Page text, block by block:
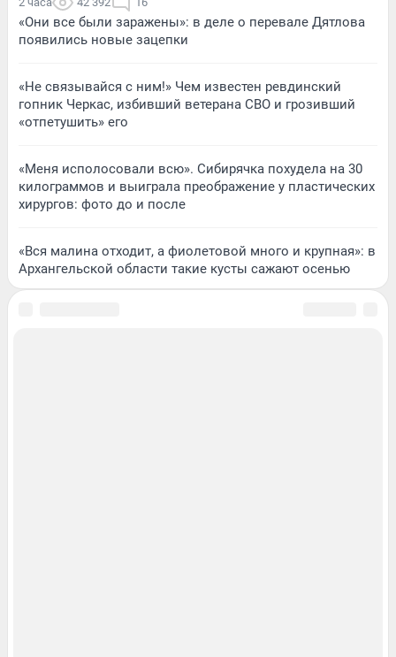
«Они все были заражены»: в деле о перевале Дятлова
появились новые зацепки
«Не связывайся с ним!» Чем известен ревдинский
гопник Черкас, избивший ветерана СВО и грозивший
«отпетушить» его
«Меня исполосовали всю». Сибирячка похудела на 30
килограммов и выиграла преображение у пластических
хирургов: фото до и после
«Вся малина отходит, а фиолетовой много и крупная»: в
Архангельской области такие кусты сажают осенью